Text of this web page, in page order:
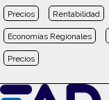
Precios Rentabilidad
Economías Regionales
Precios